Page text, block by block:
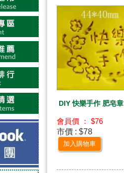
DIY 快樂手作 肥皂章
會員價 ： $76
市價 : $78
加入購物車